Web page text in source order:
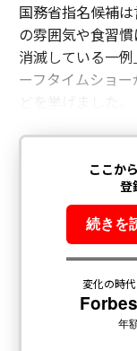
国務省指名候補
の雰囲気や食習
消滅している一
ーフタイムショ